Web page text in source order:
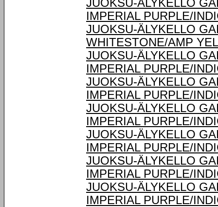
JUOKSU-ÄLYKELLO
IMPERIAL PURPLE/
JUOKSU-ÄLYKELLO
WHITESTONE/AMP
JUOKSU-ÄLYKELLO
IMPERIAL PURPLE/
JUOKSU-ÄLYKELLO
IMPERIAL PURPLE/
JUOKSU-ÄLYKELLO
IMPERIAL PURPLE/
JUOKSU-ÄLYKELLO
IMPERIAL PURPLE/
JUOKSU-ÄLYKELLO
IMPERIAL PURPLE/
JUOKSU-ÄLYKELLO
IMPERIAL PURPLE/